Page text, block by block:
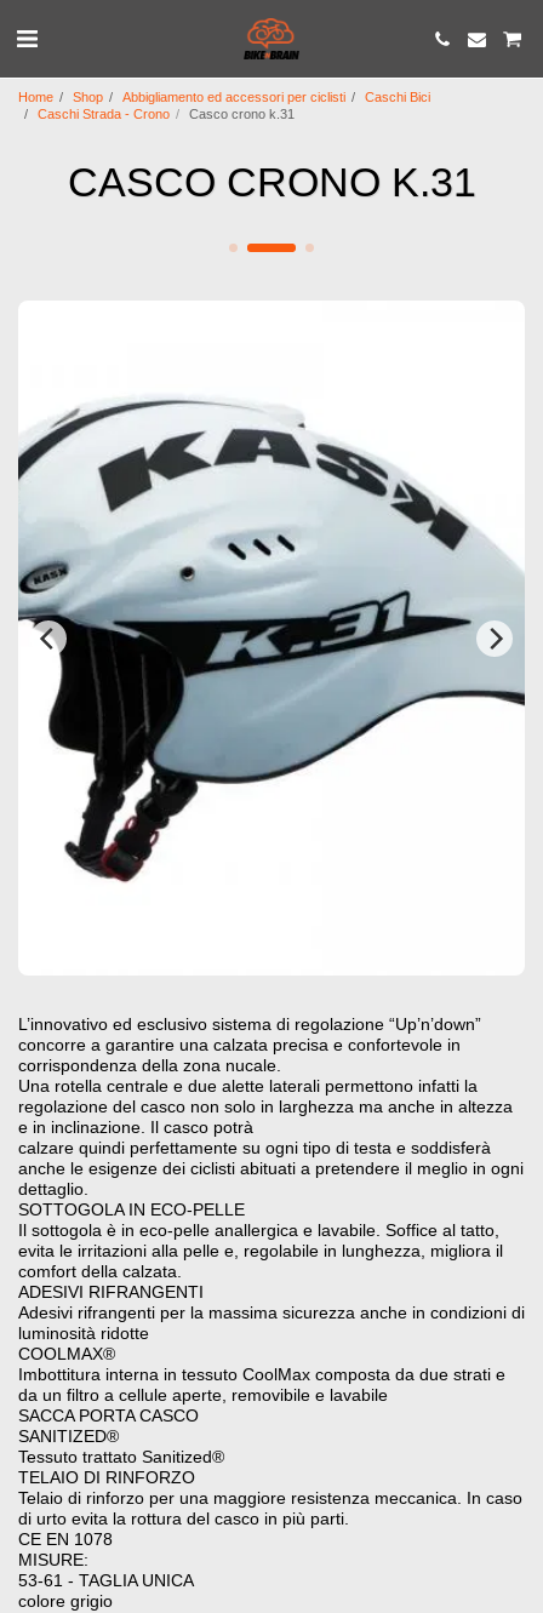
Home Shop Abbigliamento ed accessori per ciclisti
Caschi Bici
Caschi Strada - Crono
Casco crono k.31
CASCO CRONO K.31
L’innovativo ed esclusivo sistema di regolazione “Up’n’down”
concorre a garantire una calzata precisa e confortevole in
corrispondenza della zona nucale.
Una rotella centrale e due alette laterali permettono infatti la
regolazione del casco non solo in larghezza ma anche in altezza
e in inclinazione. Il casco potrà
calzare quindi perfettamente su ogni tipo di testa e soddisferà
anche le esigenze dei ciclisti abituati a pretendere il meglio in ogni
dettaglio.
SOTTOGOLA IN ECO-PELLE
Il sottogola è in eco-pelle anallergica e lavabile. Soffice al tatto,
evita le irritazioni alla pelle e, regolabile in lunghezza, migliora il
comfort della calzata.
ADESIVI RIFRANGENTI
Adesivi rifrangenti per la massima sicurezza anche in condizioni di
luminosità ridotte
COOLMAX®
Imbottitura interna in tessuto CoolMax composta da due strati e
da un filtro a cellule aperte, removibile e lavabile
SACCA PORTA CASCO
SANITIZED®
Tessuto trattato Sanitized®
TELAIO DI RINFORZO
Telaio di rinforzo per una maggiore resistenza meccanica. In caso
di urto evita la rottura del casco in più parti.
CE EN 1078
MISURE:
53-61 - TAGLIA UNICA
colore grigio